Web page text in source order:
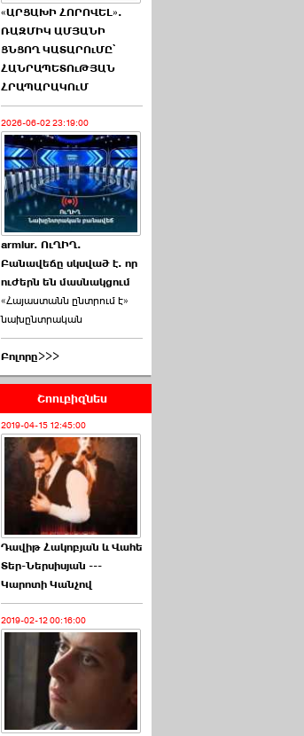
«ԱՐՑԱԽԻ ՀՈՐՈՎԵԼ».
ՌԱԶՄԻԿ ԱՄՅԱՆԻ
ՑՆՑՈՂ ԿԱՏԱՐՈւՄԸ՝
ՀԱՆՐԱՊԵՏՈւԹՅԱՆ
ՀՐԱՊԱՐԱԿՈւՄ
2026-06-02 23:19:00
armlur. ՈւՂԻՂ.
Բանավեճը սկսված է. որ
ուժերն են մասնակցում
«Հայաստանն ընտրում է»
նախընտրական
Բոլորը>>>
Շոուբիզնես
2019-04-15 12:45:00
Դավիթ Հակոբյան և Վահե
Տեր-Ներսիսյան ---
Կարոտի Կանչով
2019-02-12 00:16:00